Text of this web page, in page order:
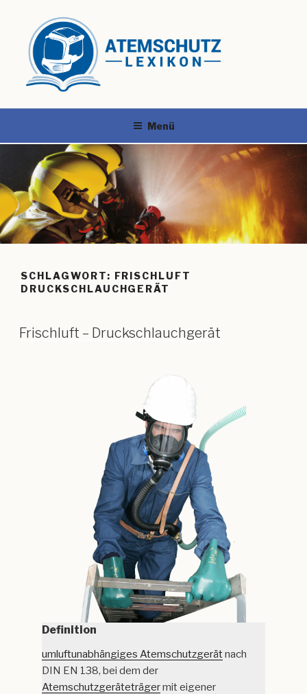
Menü
SCHLAGWORT: FRISCHLUFT
DRUCKSCHLAUCHGERÄT
Frischluft – Druckschlauchgerät
Definition
umluftunabhängiges Atemschutzgerätnach
DIN EN 138, bei dem der
Atemschutzgeräteträgermit eigener